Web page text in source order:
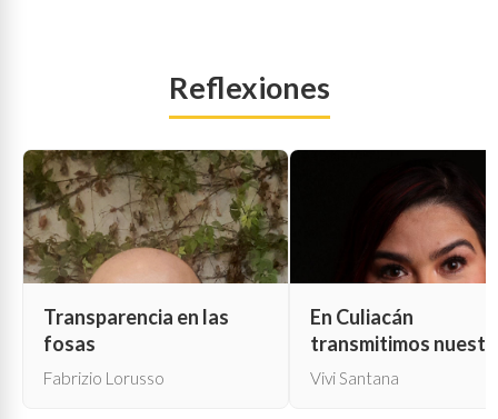
Reflexiones
Transparencia en las
fosas
Fabrizio Lorusso
En Culiacán
transmitimos
propia muerte
Vivi Santana